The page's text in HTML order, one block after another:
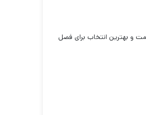
و بهترین انتخاب برای فصل